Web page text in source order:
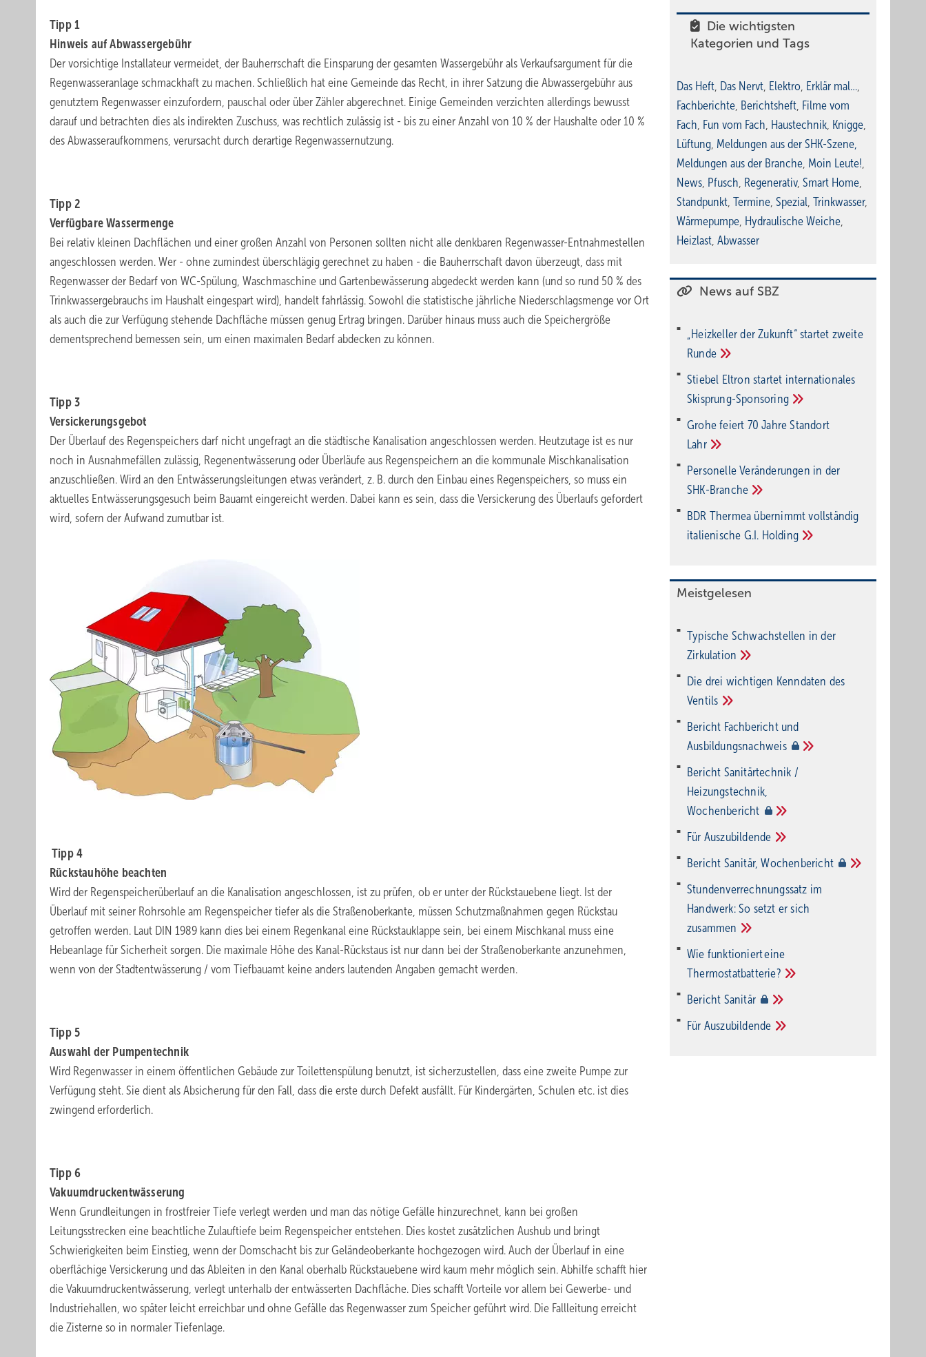
Tipp 1
Hinweis auf Abwassergebühr
Der vorsichtige Installateur vermeidet, der Bauherrschaft die Einsparung der gesamten Wassergebühr als Verkaufsargument für die
Regenwasseranlage schmackhaft zu machen. Schließlich hat eine Gemeinde das Recht, in ihrer Satzung die Abwassergebühr aus
genutztem Regenwasser einzufordern, pauschal oder über Zähler abgerechnet. Einige Gemeinden verzichten allerdings bewusst
darauf und betrachten dies als indirekten Zuschuss, was rechtlich zulässig ist - bis zu einer Anzahl von 10 % der Haushalte oder 10 %
des Abwasseraufkommens, verursacht durch derartige Regenwassernutzung.
Tipp 2
Verfügbare Wassermenge
Bei relativ kleinen Dachflächen und einer großen Anzahl von Personen sollten nicht alle denkbaren Regenwasser-Entnahmestellen
angeschlossen werden. Wer - ohne zumindest überschlägig gerechnet zu haben - die Bauherrschaft davon überzeugt, dass mit
Regenwasser der Bedarf von WC-Spülung, Waschmaschine und Gartenbewässerung abgedeckt werden kann (und so rund 50 % des
Trinkwassergebrauchs im Haushalt eingespart wird), handelt fahrlässig. Sowohl die statistische jährliche Niederschlagsmenge vor Ort
als auch die zur Verfügung stehende Dachfläche müssen genug Ertrag bringen. Darüber hinaus muss auch die Speichergröße
dementsprechend bemessen sein, um einen maximalen Bedarf abdecken zu können.
Tipp 3
Versickerungsgebot
Der Überlauf des Regenspeichers darf nicht ungefragt an die städtische Kanalisation angeschlossen werden. Heutzutage ist es nur
noch in Ausnahmefällen zulässig, Regenentwässerung oder Überläufe aus Regenspeichern an die kommunale Mischkanalisation
anzuschließen. Wird an den Entwässerungsleitungen etwas verändert, z. B. durch den Einbau eines Regenspeichers, so muss ein
aktuelles Entwässerungsgesuch beim Bauamt eingereicht werden. Dabei kann es sein, dass die Versickerung des Überlaufs gefordert
wird, sofern der Aufwand zumutbar ist.
Tipp 4
Rückstauhöhe beachten
Wird der Regenspeicherüberlauf an die Kanalisation angeschlossen, ist zu prüfen, ob er unter der Rückstauebene liegt. Ist der
Überlauf mit seiner Rohrsohle am Regenspeicher tiefer als die Straßenoberkante, müssen Schutzmaßnahmen gegen Rückstau
getroffen werden. Laut DIN 1989 kann dies bei einem Regenkanal eine Rückstauklappe sein, bei einem Mischkanal muss eine
Hebeanlage für Sicherheit sorgen. Die maximale Höhe des Kanal-Rückstaus ist nur dann bei der Straßenoberkante anzunehmen,
wenn von der Stadtentwässerung / vom Tiefbauamt keine anders lautenden Angaben gemacht werden.
Tipp 5
Auswahl der Pumpentechnik
Wird Regenwasser in einem öffentlichen Gebäude zur Toilettenspülung benutzt, ist sicherzustellen, dass eine zweite Pumpe zur
Verfügung steht. Sie dient als Absicherung für den Fall, dass die erste durch Defekt ausfällt. Für Kindergärten, Schulen etc. ist dies
zwingend erforderlich.
Tipp 6
Vakuumdruckentwässerung
Wenn Grundleitungen in frostfreier Tiefe verlegt werden und man das nötige Gefälle hinzurechnet, kann bei großen
Leitungsstrecken eine beachtliche Zulauftiefe beim Regenspeicher entstehen. Dies kostet zusätzlichen Aushub und bringt
Schwierigkeiten beim Einstieg, wenn der Domschacht bis zur Geländeoberkante hochgezogen wird. Auch der Überlauf in eine
oberflächige Versickerung und das Ableiten in den Kanal oberhalb Rückstauebene wird kaum mehr möglich sein. Abhilfe schafft hier
die Vakuumdruckentwässerung, verlegt unterhalb der entwässerten Dachfläche. Dies schafft Vorteile vor allem bei Gewerbe- und
Industriehallen, wo später leicht erreichbar und ohne Gefälle das Regenwasser zum Speicher geführt wird. Die Fallleitung erreicht
die Zisterne so in normaler Tiefenlage.
Die wichtigsten
Kategorien und Tags
Das Heft, Das Nervt, Elektro, Erklär mal…,
Fachberichte, Berichtsheft, Filme vom
Fach, Fun vom Fach, Haustechnik, Knigge,
Lüftung, Meldungen aus der SHK-Szene,
Meldungen aus der Branche, Moin Leute!,
News, Pfusch, Regenerativ, Smart Home,
Standpunkt, Termine, Spezial, Trinkwasser,
Wärmepumpe, Hydraulische Weiche,
Heizlast, Abwasser
News auf SBZ
„Heizkeller der Zu­kunft“ star­tet zwei­te
Run­de
Stiebel Eltron startet internatio­nales
Ski­sprung-Spon­soring
Grohe feiert 70 Jahre Standort
Lahr
Personelle Veränderungen in der
SHK-Branche
BDR Thermea übernimmt vollständig
italienische G.I. Holding
Meistgelesen
Typische Schwachstellen in der
Zirkulation
Die drei wichtigen Kenndaten des
Ventils
Bericht Fachbericht und
Ausbildungsnachweis
Bericht Sanitärtechnik /
Heizungstechnik,
Wochenbericht
Für Auszubildende
Bericht Sanitär,Wochenbericht
Stundenverrechnungssatz im
Handwerk: So setzt er sich
zusammen
Wie funktioniert eine
Thermostatbatterie?
Bericht Sanitär
Für Auszubildende